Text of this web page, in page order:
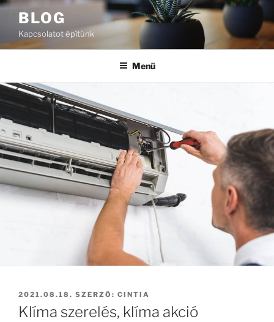
Tartalomhoz
BLOG
Kapcsolatot építünk
Menü
BEKÜLDVE:
2021.08.18. SZERZŐ: CINTIA
Klíma szerelés, klíma akció